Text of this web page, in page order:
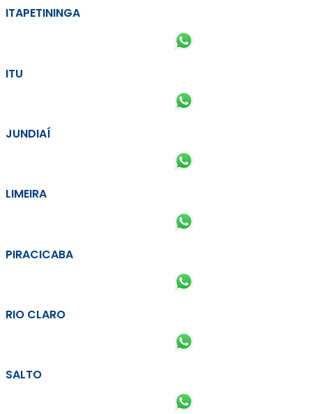
ITAPETININGA
ITU
JUNDIAÍ
LIMEIRA
PIRACICABA
RIO CLARO
SALTO